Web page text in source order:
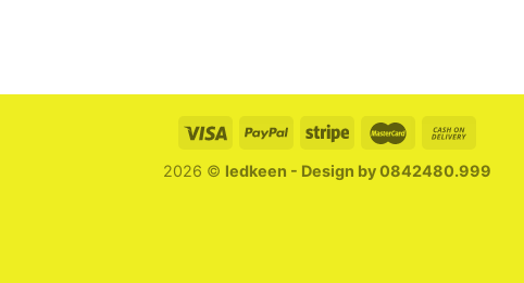
2026 © ledkeen - Design by 0842480.999